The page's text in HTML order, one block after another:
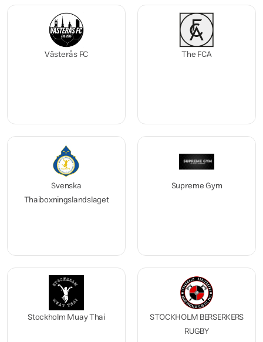
Västerås FC The FCA
Svenska
Thaiboxningslandslaget
Supreme Gym
Stockholm Muay Thai
STOCKHOLM BERSERKERS
RUGBY